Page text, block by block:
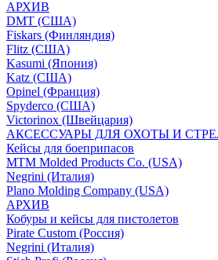
АРХИВ
DMT (США)
Fiskars (Финляндия)
Flitz (США)
Kasumi (Япония)
Katz (США)
Opinel (Франция)
Spyderco (США)
Victorinox (Швейцария)
АКСЕССУАРЫ ДЛЯ ОХОТЫ И
Кейсы для боеприпасов
MTM Molded Products Co. (USA)
Negrini (Италия)
Plano Molding Company (USA)
АРХИВ
Кобуры и кейсы для пистолетов
Pirate Custom (Россия)
Negrini (Италия)